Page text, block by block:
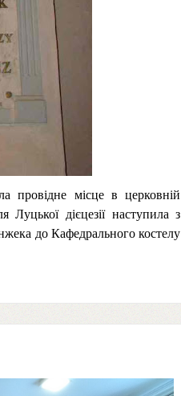
провідне місце в церковній
Луцької дієцезії наступила з
до Кафедрального костелу